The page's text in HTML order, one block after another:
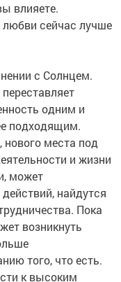
влияете.
любви сейчас лучше
с Солнцем.
одним и
подходящим.
нового места под
и жизни
может
найдутся
Пока
возникнуть
того, что есть.
к высоким